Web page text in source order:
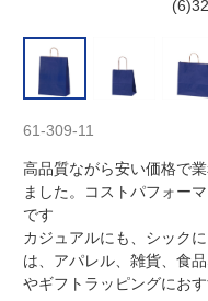
61-309-11
高品質ながら安い価格で
ました。コストパフォー
です
カジュアルにも、シック
は、アパレル、雑貨、食
やギフトラッピングにおす